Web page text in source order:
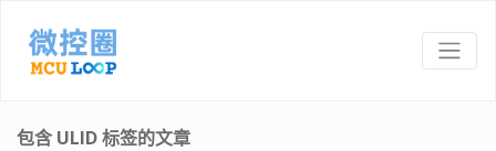
包含 ULID 标签的文章